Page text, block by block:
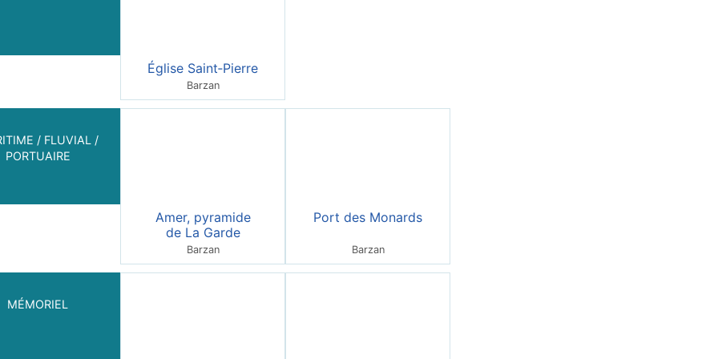
Église Saint‑Pierre
Barzan
/ FLUVIAL /
PORTUAIRE
Amer, pyramide
de La Garde
Barzan
Port des Monards
Barzan
MÉMORIEL